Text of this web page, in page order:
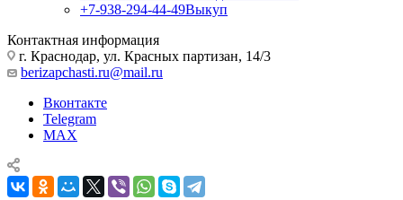
+7-938-294-44-49Выкуп
Контактная информация
г. Краснодар, ул. Красных партизан, 14/3
berizapchasti.ru@mail.ru
Вконтакте
Telegram
MAX